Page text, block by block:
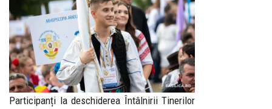
Participanți la deschiderea Întâlnirii Tinerilor